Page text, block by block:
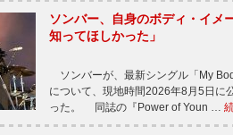
ソンバー、自身のボディ・イメ
知ってほしかった」
ソンバーが、最新シングル「My
について、現地時間2026年8月5日に
った。 同誌の『Power of Youn …